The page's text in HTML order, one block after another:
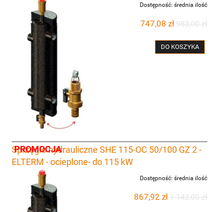
Dostępność: średnia ilość
747,08 zł983,00 zł
DO KOSZYKA
Sprzęgło hydrauliczne SHE 115-OC 50/100 GZ 2 -
ELTERM - ocieplone- do 115 kW
Dostępność: średnia ilość
867,92 zł1 142,00 zł
PROMOCJA